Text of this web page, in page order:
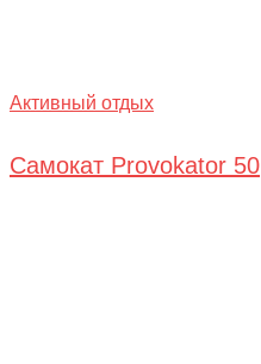
Активный отдых
Самокат Provokator 50